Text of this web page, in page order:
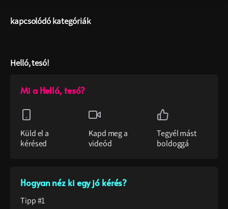
kapcsolódó kategóriák
Helló, tesó!
Mi a Helló, tesó?
Küld el a
kérésed
Kapd meg a
videód
Tegyél mást
boldoggá
Hogyan néz ki egy jó kérés?
Tipp #1